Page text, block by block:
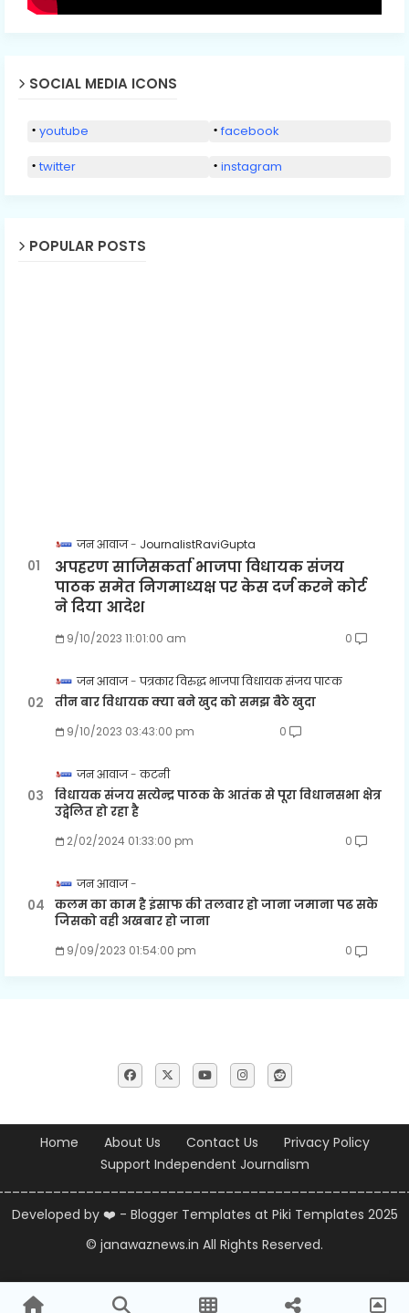
SOCIAL MEDIA ICONS
youtube facebook
twitter instagram
POPULAR POSTS
जन आवाज JournalistRaviGupta
अपहरण साजिसकर्ता भाजपा विधायक संजय
पाठक समेत निगमाध्यक्ष पर केस दर्ज करने कोर्ट
ने दिया आदेश
9/10/2023 11:01:00 am 0
जन आवाज पत्रकार विरुद्ध भाजपा विधायक संजय पाठक
तीन बार विधायक क्या बने खुद को समझ बैठे खुदा
9/10/2023 03:43:00 pm 0
जन आवाज कटनी
विधायक संजय सत्येन्द्र पाठक के आतंक से पूरा विधानसभा क्षेत्र
उद्वेलित हो रहा है
2/02/2024 01:33:00 pm 0
जन आवाज
कलम का काम है इंसाफ की तलवार हो जाना जमाना पढ सके
जिसको वही अखबार हो जाना
9/09/2023 01:54:00 pm 0
Home About Us Contact Us
Privacy Policy
Support Independent Journalism
Developed by ❤️ - Blogger Templates at Piki Templates 2025
© janawaznews.in All Rights Reserved.